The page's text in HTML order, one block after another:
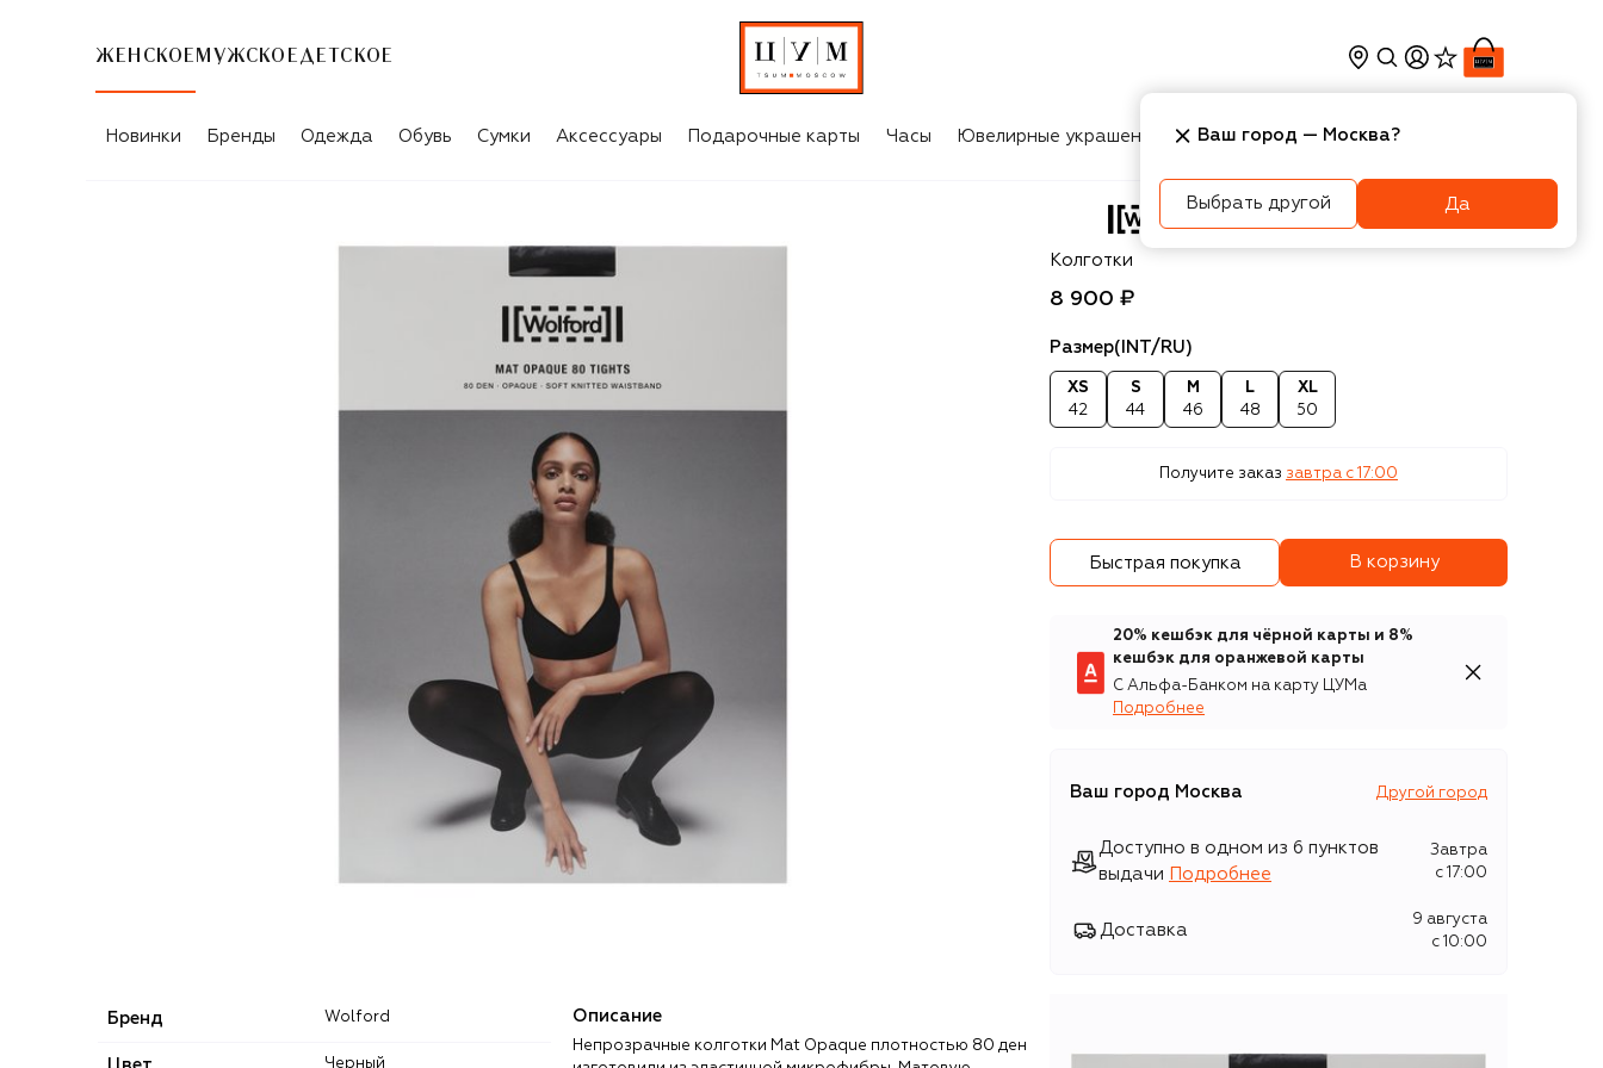
ЖЕНСКОЕ МУЖСКОЕ ДЕТСКОЕ
Новинки Бренды Одежда Обувь Сумки Аксессуары Подарочные карты Часы Ювелирные украшения Косметика Интерьер
Wolford
Колготки
8 900 ₽
Размер(INT/RU)
XS
42
S
44
M
46
L
48
XL
50
Получите заказ завтра c 17:00
Быстрая покупка В корзину
20% кешбэк для чёрной карты и 8%
кешбэк для оранжевой карты
С Альфа-Банком на карту ЦУМа
Подробнее
Ваш город Москва Другой город
Доступно в одном из 6 пунктов
выдачи
Подробнее
Завтра
c 17:00
Доставка
9 августа
c 10:00
Бренд Wolford
Черный
Описание
Непрозрачные колготки Mat Opaque плотностью 80 ден
Ваш город — Москва?
Выбрать другой Да